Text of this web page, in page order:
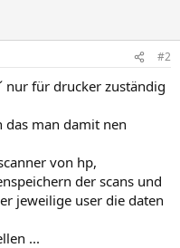
#2
nur für drucker zuständig
man damit nen
von hp,
der scans und
jeweilige user die daten
...